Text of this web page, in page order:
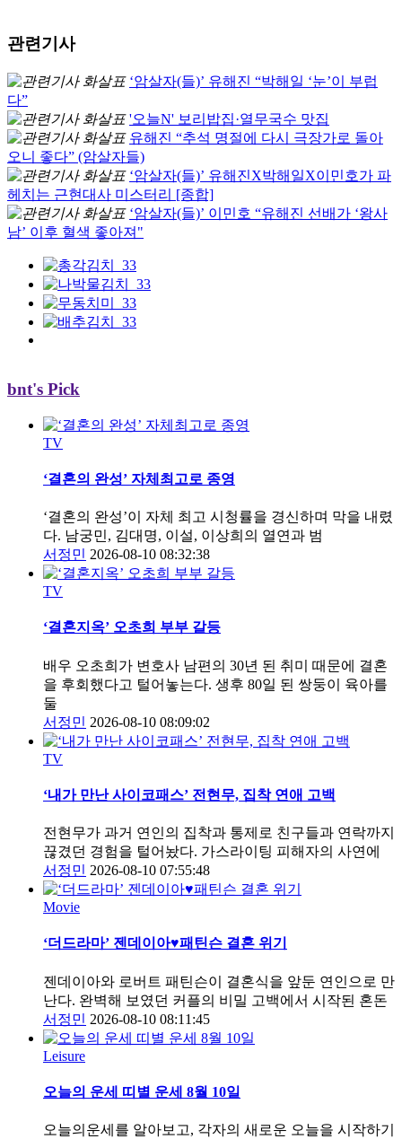
관련기사
‘암살자(들)’ 유해진 “박해일 ‘눈’이 부럽
다”
'오늘N' 보리밥집·열무국수 맛집
유해진 “추석 명절에 다시 극장가로 돌아
오니 좋다” (암살자들)
‘암살자(들)’ 유해진X박해일X이민호가 파
헤치는 근현대사 미스터리 [종합]
‘암살자(들)’ 이민호 “유해진 선배가 ‘왕사
남’ 이후 혈색 좋아져"
bnt's Pick
TV
‘결혼의 완성’ 자체최고로 종영
‘결혼의 완성’이 자체 최고 시청률을 경신하며 막을 내렸
다. 남궁민, 김대명, 이설, 이상희의 열연과 범
서정민 2026-08-10 08:32:38
TV
‘결혼지옥’ 오초희 부부 갈등
배우 오초희가 변호사 남편의 30년 된 취미 때문에 결혼
을 후회했다고 털어놓는다. 생후 80일 된 쌍둥이 육아를
둘
서정민 2026-08-10 08:09:02
TV
‘내가 만난 사이코패스’ 전현무, 집착 연애 고백
전현무가 과거 연인의 집착과 통제로 친구들과 연락까지
끊겼던 경험을 털어놨다. 가스라이팅 피해자의 사연에
서정민 2026-08-10 07:55:48
Movie
‘더드라마’ 젠데이아♥패틴슨 결혼 위기
젠데이아와 로버트 패틴슨이 결혼식을 앞둔 연인으로 만
난다. 완벽해 보였던 커플의 비밀 고백에서 시작된 혼돈
서정민 2026-08-10 08:11:45
Leisure
오늘의 운세 띠별 운세 8월 10일
오늘의운세를 알아보고, 각자의 새로운 오늘을 시작하기